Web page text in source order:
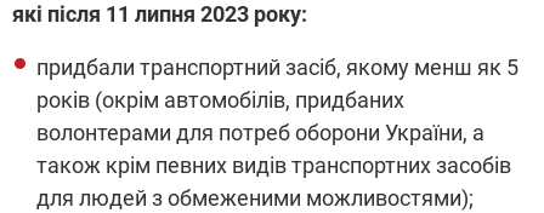
які після 11 липня 2023 року:
придбали транспортний засіб, якому менш як 5
років (окрім автомобілів, придбаних
волонтерами для потреб оборони України, а
також крім певних видів транспортних засобів
для людей з обмеженими можливостями);